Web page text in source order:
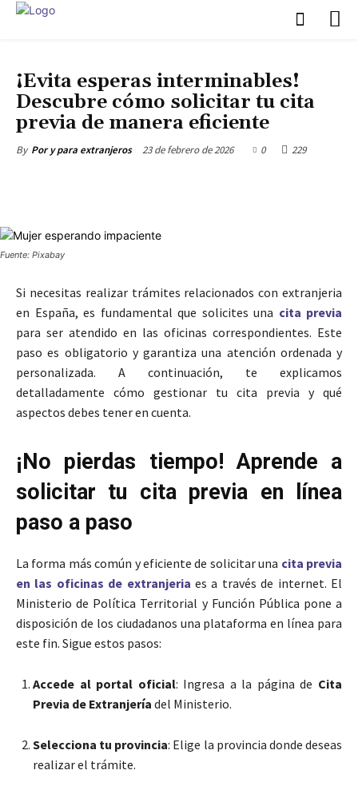
¡Evita esperas interminables!
Descubre cómo solicitar tu cita
previa de manera eficiente
By Por y para extranjeros 23 de febrero de 2026 0 229
Fuente: Pixabay
Si necesitas realizar trámites relacionados con extranjeria
en España, es fundamental que solicites una cita previa
para ser atendido en las oficinas correspondientes. Este
paso es obligatorio y garantiza una atención ordenada y
personalizada. A continuación, te explicamos
detalladamente cómo gestionar tu cita previa y qué
aspectos debes tener en cuenta.
¡No pierdas tiempo! Aprende a
solicitar tu cita previa en línea
paso a paso
La forma más común y eficiente de solicitar una cita previa
en las oficinas de extranjeria es a través de internet. El
Ministerio de Política Territorial y Función Pública pone a
disposición de los ciudadanos una plataforma en línea para
este fin. Sigue estos pasos:
Accede al portal oficial: Ingresa a la página de Cita
Previa de Extranjería del Ministerio.
Selecciona tu provincia: Elige la provincia donde deseas
realizar el trámite.